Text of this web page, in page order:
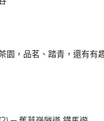
園，品茗、踏青，還有有